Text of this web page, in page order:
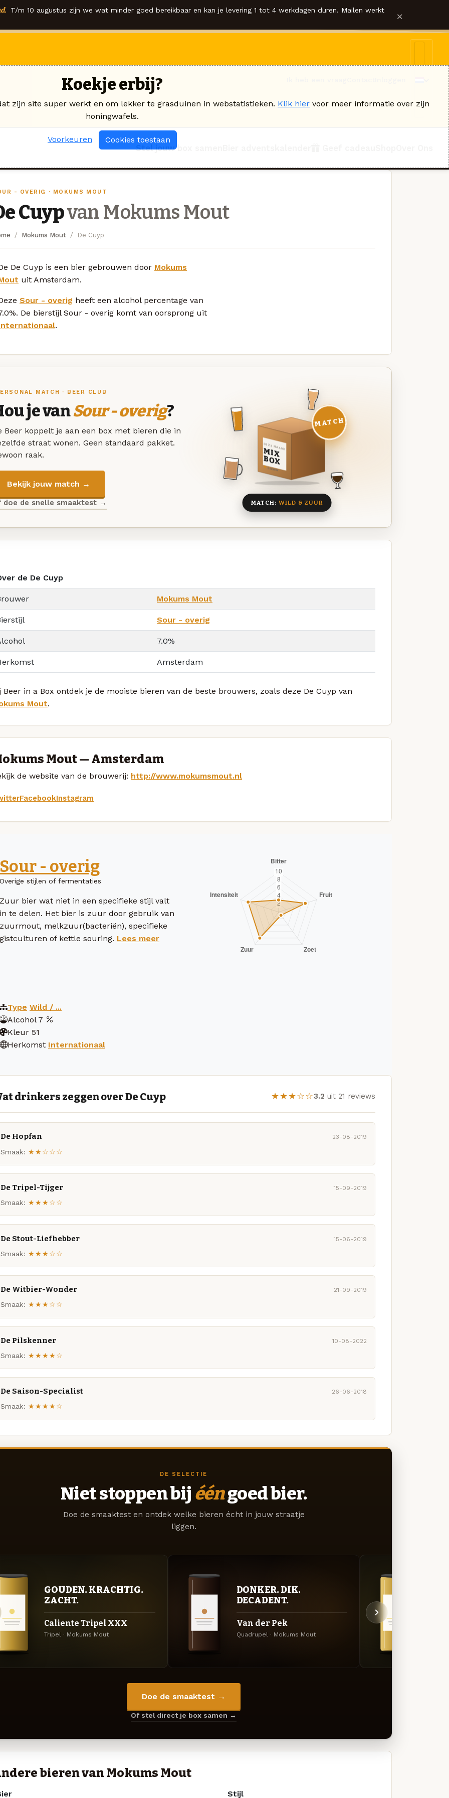
T/m 10 augustus zijn we wat minder goed bereikbaar en kan je levering 1 tot 4 werkdagen duren. Mailen werkt ×
Stel jouw box samen
- OVERIG · MOKUMS MOUT
Cuypvan Mokums Mout
Mokums Mout De Cuyp
De Cuyp is een bier gebrouwen door Mokums
uit Amsterdam.
Sour - overig heeft een alcohol percentage van
De bierstijl Sour - overig komt van oorsprong uit
.
MATCH · BEER CLUB
je vanSour - overig?
Beer koppelt je aan een box met bieren die in
straat wonen. Geen standaard pakket.
raak.
Bekijk jouw match →
doe de snelle smaaktest →
DEZE MAAND
MIX
BOX
8 BIEREN
MATCH
MATCH: WILD & ZUUR
de De Cuyp
Mokums Mout
Sour - overig
7.0%
Amsterdam
Beer in a Box ontdek je de mooiste bieren van de beste brouwers, zoals deze De Cuyp van
Mout.
Mout — Amsterdam
de website van de brouwerij: http://www.mokumsmout.nl
FacebookInstagram
Sour - overig
Overige stijlen of fermentaties
Zuur bier wat niet in een specifieke stijl valt
in te delen. Het bier is zuur door gebruik van
zuurmout, melkzuur(bacteriën), specifieke
gistculturen of kettle souring. Lees meer
Type Wild / ...
Alcohol 7
Kleur 51
Herkomst Internationaal
drinkers zeggen over De Cuyp ★★★☆☆3.2 uit 21 reviews
De Hopfan 23-08-2019
Smaak: ★★☆☆☆
De Tripel-Tijger 15-09-2019
Smaak: ★★★☆☆
De Stout-Liefhebber 15-06-2019
Smaak: ★★★☆☆
De Witbier-Wonder 21-09-2019
Smaak: ★★★☆☆
De Pilskenner 10-08-2022
Smaak: ★★★★☆
De Saison-Specialist 26-06-2018
Smaak: ★★★★☆
DE SELECTIE
Niet stoppen bij ééngoed bier.
Doe de smaaktest en ontdek welke bieren écht in jouw straatje
liggen.
GOUDEN. KRACHTIG.
ZACHT.
Caliente Tripel XXX
Tripel · Mokums Mout
DONKER. DIK.
DECADENT.
Van der Pek
Quadrupel · Mokums Mout
Doe de smaaktest →
Of stel direct je box samen →
bieren van Mokums Mout
Stijl
Koekje erbij?
zijn site super werkt en om lekker te grasduinen in webstatistieken. Klik hier voor meer informatie over zijn
honingwafels.
Voorkeuren Cookies toestaan